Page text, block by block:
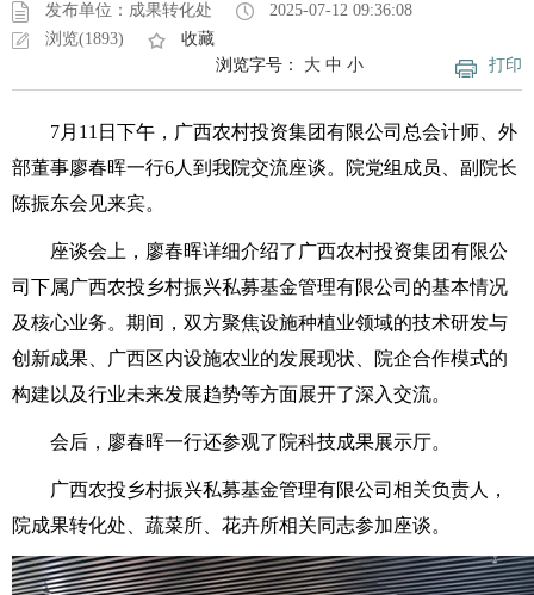
发布单位：成果转化处
2025-07-12 09:36:08
浏览(1893)
收藏
打印
浏览字号： 大 中 小
7月11日下午，广西农村投资集团有限公司总会计师、外
部董事廖春晖一行6人到我院交流座谈。
院党组成员、副院长
陈振东会见来宾。
座谈会上，廖春晖详细介绍了广西农村投资集团有限公
司下属广西农投乡村振兴私募基金管理有限公司的基本情况
及核心业务。期间，双方聚焦设施种植业领域的技术研发与
创新成果、广西区内设施农业的发展现状、院企合作模式的
构建以及行业未来发展趋势等方面展开了深入交流。
会后，廖春晖一行还参观了 院科技成果展示厅。
广西农投乡村振兴私募基金管理有限公司相关负责人，
院成果转化处、蔬菜所、花卉所相关同志参加座谈。